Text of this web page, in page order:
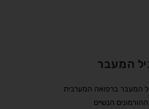
המעבר
המעבר ברפואה המערבית
הנשיים